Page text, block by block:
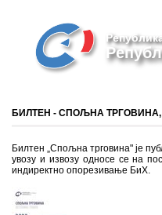
БИЛТЕН - СПОЉНА ТРГОВИНА,
Билтен „Спољна трговина" је
увозу и извозу односе се на
индиректно опорезивање БиХ.